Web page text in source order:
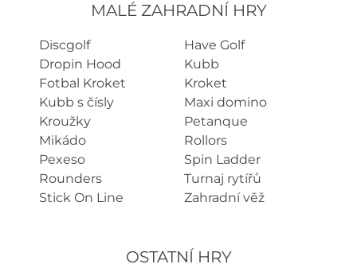
MALÉ ZAHRADNÍ HRY
Discgolf
Dropin Hood
Fotbal Kroket
Kubb s čísly
Kroužky
Mikádo
Pexeso
Rounders
Stick On Line
Have Golf
Kubb
Kroket
Maxi domino
Petanque
Rollors
Spin Ladder
Turnaj rytířů
Zahradní věž
OSTATNÍ HRY